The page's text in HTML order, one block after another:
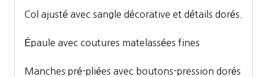
Col ajusté avec sangle décorative et détails dorés.
Épaule avec coutures matelassées fines
Manches pré-pliées avec boutons-pression dorés